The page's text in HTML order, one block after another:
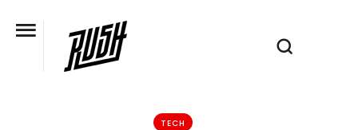
TECH